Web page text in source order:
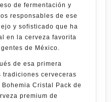
de fermentación y
responsables de ese
y sofisticado que ha
en la cerveza favorita
de México.
de esa primera
cerveceras
Cristal Pack de
premium de